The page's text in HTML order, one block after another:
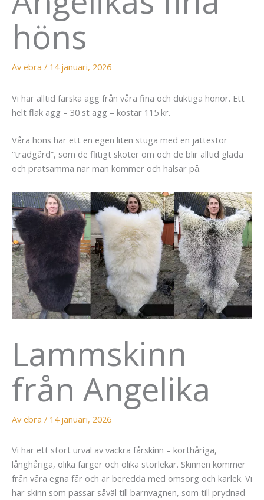
höns
Av ebra / 14 januari, 2026
Vi har alltid färska ägg från våra fina och duktiga hönor. Ett
helt flak ägg – 30 st ägg – kostar 115 kr.
Våra höns har ett en egen liten stuga med en jättestor
“trädgård”, som de flitigt sköter om och de blir alltid glada
och pratsamma när man kommer och hälsar på.
Lammskinn
från Angelika
Av ebra / 14 januari, 2026
Vi har ett stort urval av vackra fårskinn – korthåriga,
långhåriga, olika färger och olika storlekar. Skinnen kommer
från våra egna får och är beredda med omsorg och kärlek. Vi
har skinn som passar såväl till barnvagnen, som till prydnad